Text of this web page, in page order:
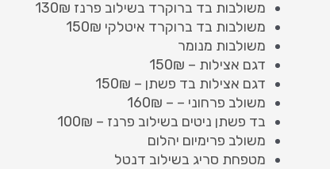
משולבות בד ברוקרד בשילוב פרנז 130₪
משולבות בד ברוקרד איטלקי 150₪
משולבות מנומר
דגם אצילות – 150₪
דגם אצילות בד פשתן – 150₪
משולב פרחוני – – 160₪
בד פשתן ניטים בשילוב פרנז – 100₪
משולב פרימיום יהלום
מטפחת סריג בשילוב דנטל